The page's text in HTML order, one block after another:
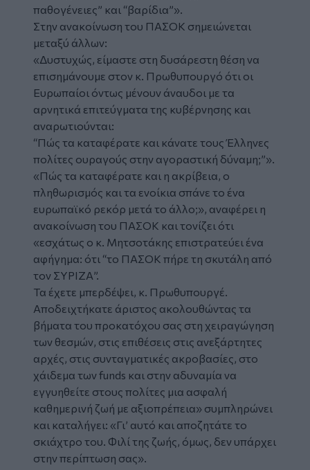
παθογένειες” και “βαρίδια”».
Στην ανακοίνωση του ΠΑΣΟΚ σημειώνεται
μεταξύ άλλων:
«Δυστυχώς, είμαστε στη δυσάρεστη θέση να
επισημάνουμε στον κ. Πρωθυπουργό ότι οι
Ευρωπαίοι όντως μένουν άναυδοι με τα
αρνητικά επιτεύγματα της κυβέρνησης και
αναρωτιούνται:
“Πώς τα καταφέρατε και κάνατε τους Έλληνες
πολίτες ουραγούς στην αγοραστική δύναμη;”».
«Πώς τα καταφέρατε και η ακρίβεια, ο
πληθωρισμός και τα ενοίκια σπάνε το ένα
ευρωπαϊκό ρεκόρ μετά το άλλο;», αναφέρει η
ανακοίνωση του ΠΑΣΟΚ και τονίζει ότι
«εσχάτως ο κ. Μητσοτάκης επιστρατεύει ένα
αφήγημα: ότι “το ΠΑΣΟΚ πήρε τη σκυτάλη από
τον ΣΥΡΙΖΑ”.
Τα έχετε μπερδέψει, κ. Πρωθυπουργέ.
Αποδειχτήκατε άριστος ακολουθώντας τα
βήματα του προκατόχου σας στη χειραγώγηση
των θεσμών, στις επιθέσεις στις ανεξάρτητες
αρχές, στις συνταγματικές ακροβασίες, στο
χάιδεμα των funds και στην αδυναμία να
εγγυηθείτε στους πολίτες μια ασφαλή
καθημερινή ζωή με αξιοπρέπεια» συμπληρώνει
και καταλήγει: «Γι’ αυτό και αποζητάτε το
σκιάχτρο του. Φιλί της ζωής, όμως, δεν υπάρχει
στην περίπτωση σας».